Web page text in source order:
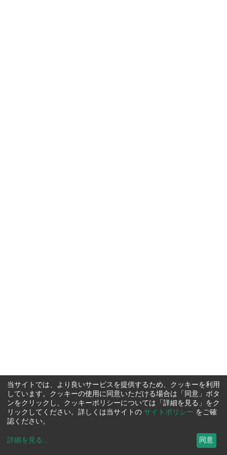
当サイトでは、より良いサービスを提供するため、クッキーを利用
しています。クッキーの使用に同意いただける場合は「同意」ボタ
ンをクリックし、クッキーポリシーについては「詳細を見る」をク
リックしてください。詳しくは当サイトの サイトポリシー をご確
認ください。
詳細を見る ... 同意